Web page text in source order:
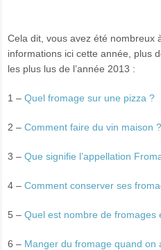
Cela dit, vous avez été nombreux
informations ici cette année, plus
les plus lus de l’année 2013 :
1 –Quel fromage sur une pizza ?
2 –Comment faire du vin maison ?
3 –Que signifie l’appellation
4 –Comment conserver ses
5 –Quel est nombre de fromages
6 – Manger du fromage quand on